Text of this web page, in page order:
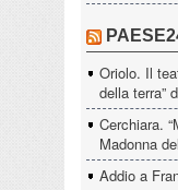
Oriolo. Il
della terra”
Cerchiara.
Madonna
Addio a